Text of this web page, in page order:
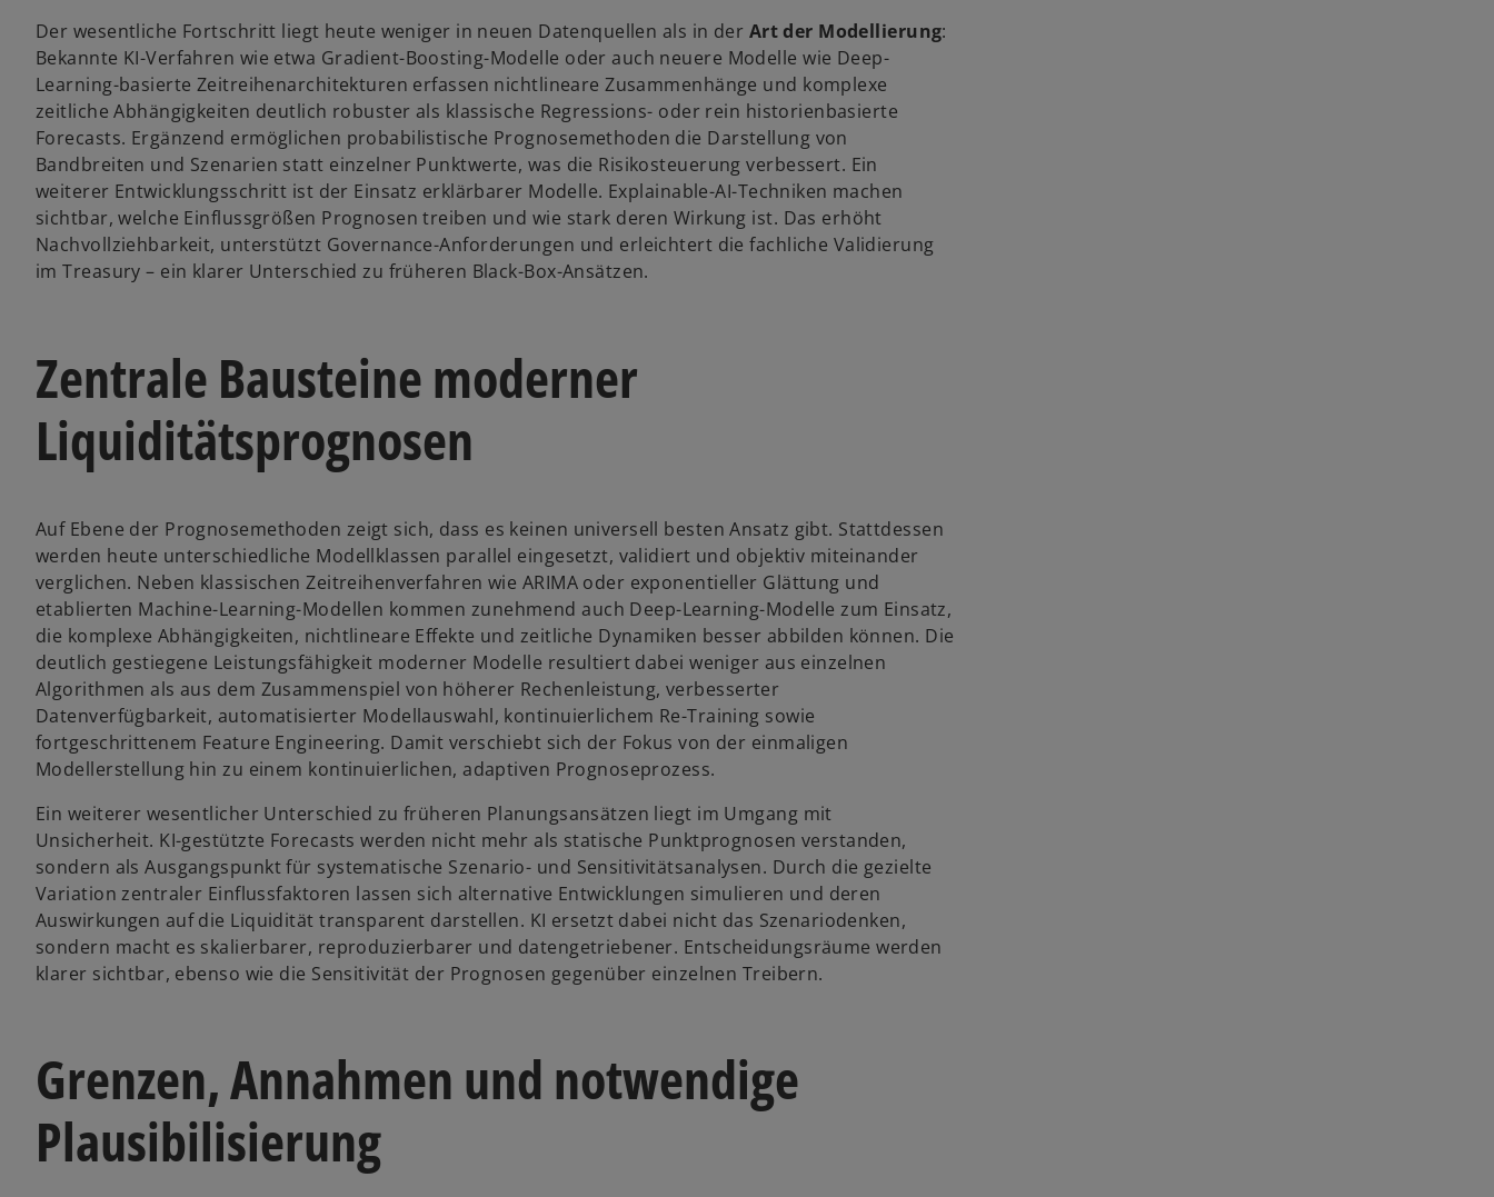
Der wesentliche Fortschritt liegt heute weniger in neuen Datenquellen als in der Art der Modellierung:
Bekannte KI-Verfahren wie etwa Gradient-Boosting-Modelle oder auch neuere Modelle wie Deep-
Learning-basierte Zeitreihenarchitekturen erfassen nichtlineare Zusammenhänge und komplexe
zeitliche Abhängigkeiten deutlich robuster als klassische Regressions- oder rein historienbasierte
Forecasts. Ergänzend ermöglichen probabilistische Prognosemethoden die Darstellung von
Bandbreiten und Szenarien statt einzelner Punktwerte, was die Risikosteuerung verbessert. Ein
weiterer Entwicklungsschritt ist der Einsatz erklärbarer Modelle. Explainable-AI-Techniken machen
sichtbar, welche Einflussgrößen Prognosen treiben und wie stark deren Wirkung ist. Das erhöht
Nachvollziehbarkeit, unterstützt Governance-Anforderungen und erleichtert die fachliche Validierung
im Treasury – ein klarer Unterschied zu früheren Black-Box-Ansätzen.
Zentrale Bausteine moderner
Liquiditätsprognosen
Auf Ebene der Prognosemethoden zeigt sich, dass es keinen universell besten Ansatz gibt. Stattdessen
werden heute unterschiedliche Modellklassen parallel eingesetzt, validiert und objektiv miteinander
verglichen. Neben klassischen Zeitreihenverfahren wie ARIMA oder exponentieller Glättung und
etablierten Machine-Learning-Modellen kommen zunehmend auch Deep-Learning-Modelle zum Einsatz,
die komplexe Abhängigkeiten, nichtlineare Effekte und zeitliche Dynamiken besser abbilden können. Die
deutlich gestiegene Leistungsfähigkeit moderner Modelle resultiert dabei weniger aus einzelnen
Algorithmen als aus dem Zusammenspiel von höherer Rechenleistung, verbesserter
Datenverfügbarkeit, automatisierter Modellauswahl, kontinuierlichem Re-Training sowie
fortgeschrittenem Feature Engineering. Damit verschiebt sich der Fokus von der einmaligen
Modellerstellung hin zu einem kontinuierlichen, adaptiven Prognoseprozess.
Ein weiterer wesentlicher Unterschied zu früheren Planungsansätzen liegt im Umgang mit
Unsicherheit. KI-gestützte Forecasts werden nicht mehr als statische Punktprognosen verstanden,
sondern als Ausgangspunkt für systematische Szenario- und Sensitivitätsanalysen. Durch die gezielte
Variation zentraler Einflussfaktoren lassen sich alternative Entwicklungen simulieren und deren
Auswirkungen auf die Liquidität transparent darstellen. KI ersetzt dabei nicht das Szenariodenken,
sondern macht es skalierbarer, reproduzierbarer und datengetriebener. Entscheidungsräume werden
klarer sichtbar, ebenso wie die Sensitivität der Prognosen gegenüber einzelnen Treibern.
Grenzen, Annahmen und notwendige
Plausibilisierung